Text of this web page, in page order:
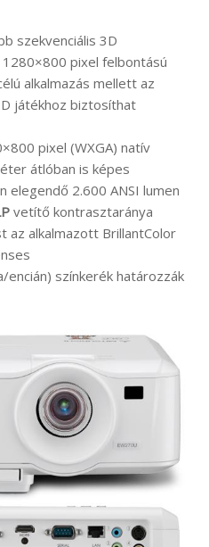
szekvenciális 3D
pixel felbontású
alkalmazás mellett az
játékhoz biztosíthat
pixel (WXGA) natív
átlóban is képes
elegendő 2.600 ANSI lumen
vetítő kontrasztaránya
az alkalmazott BrillantColor
színkerék határozzák